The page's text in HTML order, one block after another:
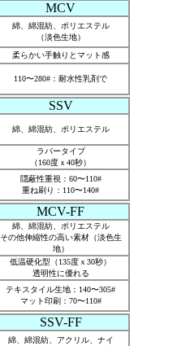
MCV
綿、綿混紡、ポリエステル
（淡色生地）
柔らかい手触りとマット感
110〜280#：耐水性乳剤で
SSV
綿、綿混紡、ポリエステル
ラバータイプ
（160度ｘ40秒）
隠蔽性重視：60〜110#
重ね刷り：110〜140#
MCV-FF
綿、綿混紡、ポリエステル
その他伸縮性の高い素材（淡色生
地）
低温硬化型（135度ｘ30秒）
透明性に優れる
テキスタイル生地：140〜305#
マット印刷：70〜110#
SSV-FF
綿、綿混紡、アクリル、ナイ